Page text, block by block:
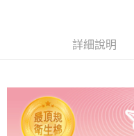
４．使用「AFTEE先享後付」
恩沛科技股份有限公司將有權
詳細說明